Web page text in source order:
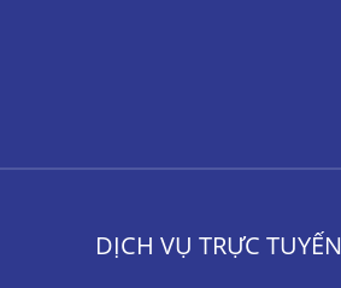
DỊCH VỤ TRỰC TUYẾN